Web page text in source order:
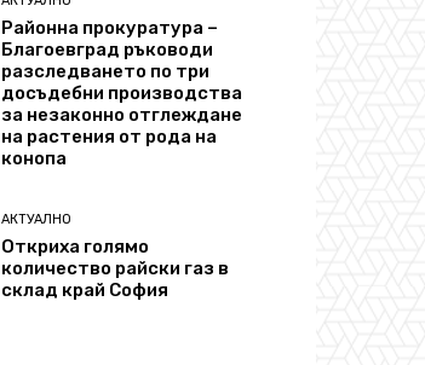
Районна прокуратура –
Благоевград ръководи
разследването по три
досъдебни производства
за незаконно отглеждане
на растения от рода на
конопа
АКТУАЛНО
Откриха голямо
количество райски газ в
склад край София